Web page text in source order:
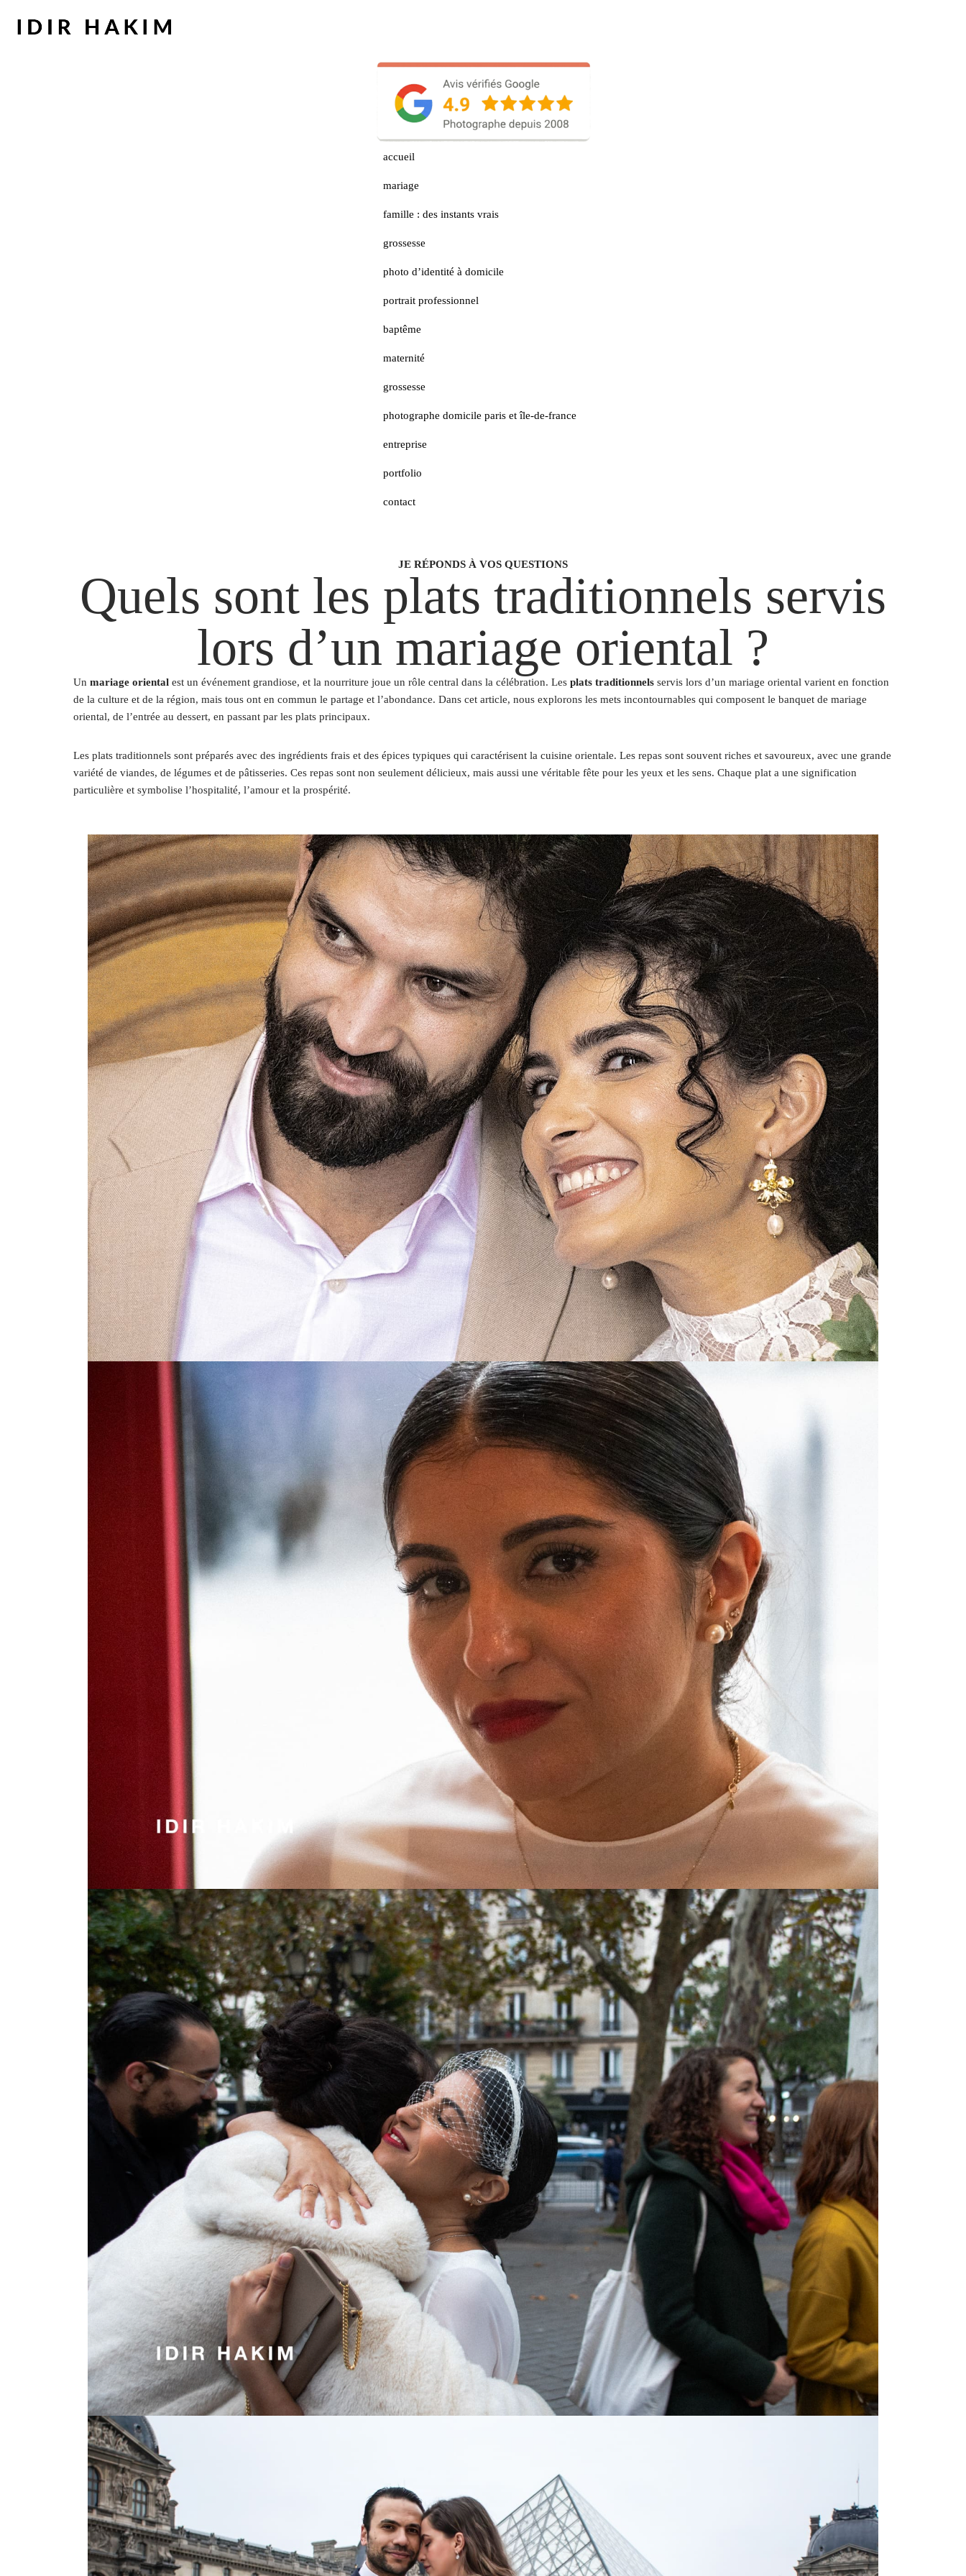
accueil
mariage
famille : des instants vrais
grossesse
photo d’identité à domicile
portrait professionnel
baptême
maternité
grossesse
photographe domicile paris et île-de-france
entreprise
portfolio
contact
JE RÉPONDS À VOS QUESTIONS
Quels sont les plats traditionnels servis
lors d’un mariage oriental ?
Un mariage oriental est un événement grandiose, et la nourriture joue un rôle central dans la célébration. Les plats traditionnels servis lors d’un mariage oriental varient en fonction
de la culture et de la région, mais tous ont en commun le partage et l’abondance. Dans cet article, nous explorons les mets incontournables qui composent le banquet de mariage
oriental, de l’entrée au dessert, en passant par les plats principaux.
Les plats traditionnels sont préparés avec des ingrédients frais et des épices typiques qui caractérisent la cuisine orientale. Les repas sont souvent riches et savoureux, avec une grande
variété de viandes, de légumes et de pâtisseries. Ces repas sont non seulement délicieux, mais aussi une véritable fête pour les yeux et les sens. Chaque plat a une signification
particulière et symbolise l’hospitalité, l’amour et la prospérité.